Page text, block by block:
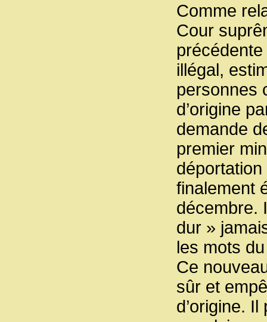
Comme
Cour
illégal,
personnes
d’origine
demande
premier
finalement
décembre.
dur »
les mots
Ce
sûr et
d’origine.